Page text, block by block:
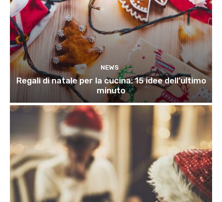
NEWS
Regali di natale per la cucina: 15 idee dell’ultimo
minuto